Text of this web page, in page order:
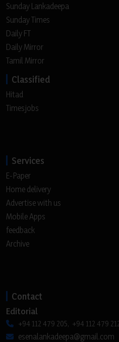
Sunday Lankadeepa
Sunday Times
Daily FT
Daily Mirror
Tamil Mirror
Classified
Hitad
Timesjobs
Services
E-Paper
Home delivery
Advertise with us
Mobile Apps
feedback
Archive
Contact
Editorial
+94 112 479 205, +94 112 479
esenalankadeepa@gmail.com